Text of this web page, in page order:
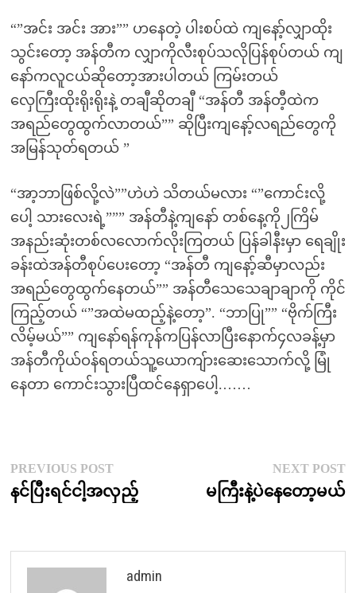
“”အင်း အင်း အား”” ဟနေတဲ့ ပါးစပ်ထဲ ကျနော့်လျှာထိုး
သွင်းတော့ အန်တီက လျှာကိုလီးစုပ်သလိုပြန်စုပ်တယ် ကျ
နော်ကလူငယ်ဆိုတော့အားပါတယ် ကြမ်းတယ်
လှေကြီးထိုးရိုးရိုးနဲ့ တချီဆိုတချီ “အန်တီ အန်တီ့ထဲက
အရည်တွေထွက်လာတယ်”” ဆိုပြီးကျနော့်လရည်တွေကို
အမြန်သုတ်ရတယ် ”
“အာ့ဘာဖြစ်လို့လဲ””ဟဲဟဲ သိတယ်မလား “”ကောင်းလို့
ပေါ့ သားလေးရဲ့””” အန်တီနဲ့ကျနော် တစ်နေ့ကို၂ကြိမ်
အနည်းဆုံးတစ်လလောက်လိုးကြတယ် ပြန်ခါနီးမှာ ရေချိုး
ခန်းထဲအန်တီစုပ်ပေးတော့ “အန်တီ ကျနော့်ဆီမှာလည်း
အရည်တွေထွက်နေတယ်”” အန်တီသေသေချာချာကို ကိုင်
ကြည့်တယ် “”အထဲမထည့်နဲ့တော့”. “ဘာပြု”” “ဗိုက်ကြီး
လိမ့်မယ်”” ကျနော်ရန်ကုန်ကပြန်လာပြီးနောက်၄လခန့်မှာ
အန်တီကိုယ်ဝန်ရတယ်သူ့ယောကျ်ားဆေးသောက်လို့ မြုံ
နေတာ ကောင်းသွားပြီထင်နေရှာပေါ့.……
Post
navigation
PREVIOUS POSTPrevious
post:
နင်ပြီးရင်ငါ့အလှည့်
NEXT POST
မကြီးနဲ့ပဲနေတော့မယ်
admin